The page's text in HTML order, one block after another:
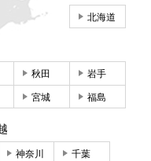
北海道
秋田 岩手
宮城 福島
神奈川 千葉